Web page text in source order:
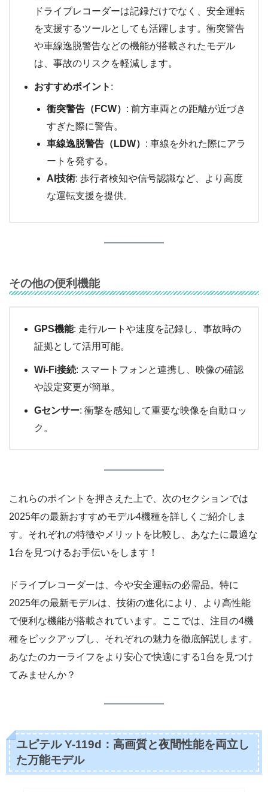
ドライブレコーダーは記録だけでなく、安全運転
を支援するツールとしても活躍します。衝突警告
や車線逸脱警告などの機能が搭載されたモデル
は、事故のリスクを軽減します。
おすすめポイント :
衝突警告（FCW） : 前方車両との距離が近づき
すぎた際に警告。
車線逸脱警告（LDW） : 車線を外れた際にアラ
ートを発する。
AI技術: 歩行者検知や信号認識など、より高度
な運転支援を提供。
その他の便利機能
GPS機能: 走行ルートや速度を記録し、事故時の
証拠として活用可能。
Wi-Fi接続: スマートフォンと連携し、映像の確認
や設定変更が簡単。
Gセンサー: 衝撃を感知して重要な映像を自動ロッ
ク。
これらのポイントを押さえた上で、次のセクションでは
2025年の最新おすすめモデル4機種を詳しくご紹介しま
す。それぞれの特徴やメリットを比較し、あなたに最適な
1台を見つけるお手伝いをします！
ドライブレコーダーは、今や安全運転の必需品。特に
2025年の最新モデルは、技術の進化により、より高性能
で便利な機能が搭載されています。ここでは、注目の4機
種をピックアップし、それぞれの魅力を徹底解説します。
あなたのカーライフをより安心で快適にする1台を見つけ
てみませんか？
ユピテル Y-119d：高画質と夜間性能を両立し
た万能モデル